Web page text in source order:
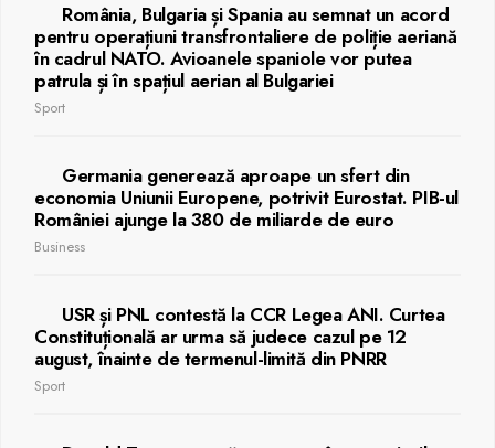
România, Bulgaria și Spania au semnat un acord
pentru operațiuni transfrontaliere de poliție aeriană
în cadrul NATO. Avioanele spaniole vor putea
patrula și în spațiul aerian al Bulgariei
Sport
Germania generează aproape un sfert din
economia Uniunii Europene, potrivit Eurostat. PIB-ul
României ajunge la 380 de miliarde de euro
Business
USR și PNL contestă la CCR Legea ANI. Curtea
Constituțională ar urma să judece cazul pe 12
august, înainte de termenul-limită din PNRR
Sport